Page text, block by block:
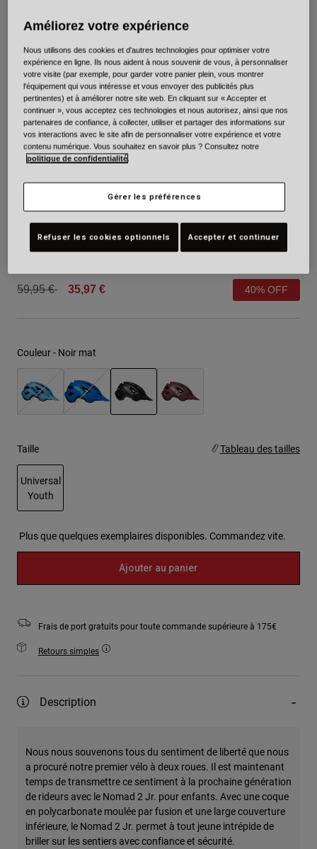
Adventure
Rétro
Pièces détachées
Voir tout
BMX
Pièces détachées
Voir tout
Nomad 2 Jr. pour les enfants
Article n°34374-255-UY
Price reduced from
59,95 €to 35,97 € 40% OFF
Couleur - Noir mat
Taille Tableau des tailles
Universal
Youth
Plus que quelques exemplaires disponibles. Commandez vite.
Ajouter au panier
Frais de port gratuits pour toute commande supérieure à 175€
Retours simples
Description
Nous nous souvenons tous du sentiment de liberté que nous
a procuré notre premier vélo à deux roues. Il est maintenant
temps de transmettre ce sentiment à la prochaine génération
de rideurs avec le Nomad 2 Jr. pour enfants. Avec une coque
en polycarbonate moulée par fusion et une large couverture
inférieure, le Nomad 2 Jr. permet à tout jeune intrépide de
briller sur les sentiers avec confiance et sécurité.
Améliorez votre expérience
Nous utilisons des cookies et d'autres technologies pour optimiser votre
expérience en ligne. Ils nous aident à nous souvenir de vous, à personnaliser
votre visite (par exemple, pour garder votre panier plein, vous montrer
l'équipement qui vous intéresse et vous envoyer des publicités plus
pertinentes) et à améliorer notre site web. En cliquant sur « Accepter et
continuer », vous acceptez ces technologies et nous autorisez, ainsi que nos
partenaires de confiance, à collecter, utiliser et partager des informations sur
vos interactions avec le site afin de personnaliser votre expérience et votre
contenu numérique. Vous souhaitez en savoir plus ? Consultez notre
politique de confidentialité.
Gérer les préférences
Refuser les cookies optionnels Accepter et continuer